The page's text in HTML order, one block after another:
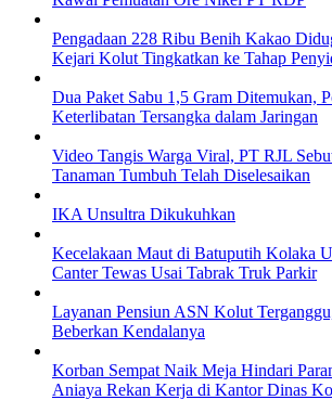
Pengadaan 228 Ribu Benih Kakao
Kejari Kolut Tingkatkan ke Tahap
Dua Paket Sabu 1,5 Gram Ditemukan,
Keterlibatan Tersangka dalam Jaringan
Video Tangis Warga Viral, PT RJL
Tanaman Tumbuh Telah Diselesaikan
IKA Unsultra Dikukuhkan
Kecelakaan Maut di Batuputih Kolaka
Canter Tewas Usai Tabrak Truk Parkir
Layanan Pensiun ASN Kolut
Beberkan Kendalanya
Korban Sempat Naik Meja Hindari
Aniaya Rekan Kerja di Kantor Dinas